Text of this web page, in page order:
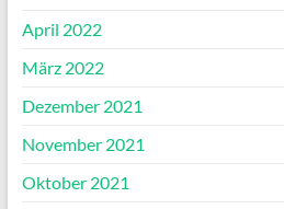
April 2022
März 2022
Dezember 2021
November 2021
Oktober 2021